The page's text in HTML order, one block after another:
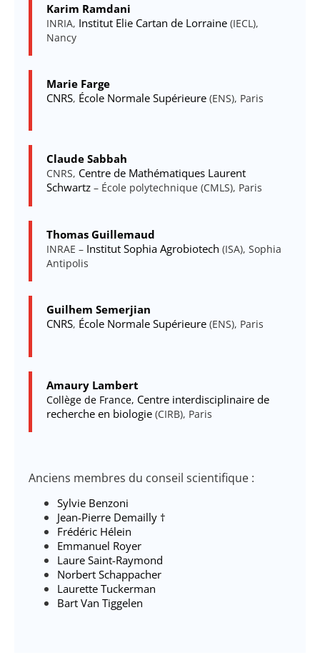
Karim Ramdani
INRIA, Institut Elie Cartan de Lorraine (IECL),
Nancy
Marie Farge
CNRS, École Normale Supérieure (ENS), Paris
Claude Sabbah
CNRS, Centre de Mathématiques Laurent
Schwartz – École polytechnique (CMLS), Paris
Thomas Guillemaud
INRAE – Institut Sophia Agrobiotech (ISA), Sophia
Antipolis
Guilhem Semerjian
CNRS, École Normale Supérieure (ENS), Paris
Amaury Lambert
Collège de France, Centre interdisciplinaire de
recherche en biologie (CIRB), Paris
Anciens membres du conseil scientifique :
Sylvie Benzoni
Jean-Pierre Demailly †
Frédéric Hélein
Emmanuel Royer
Laure Saint-Raymond
Norbert Schappacher
Laurette Tuckerman
Bart Van Tiggelen